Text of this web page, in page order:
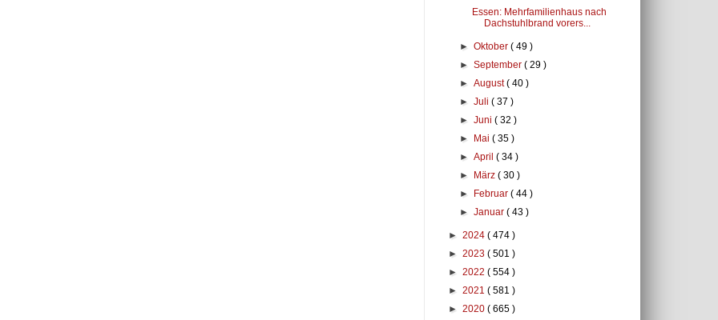
Essen: Mehrfamilienhaus nach
Dachstuhlbrand vorers...
►Oktober( 49 )
►September( 29 )
►August( 40 )
►Juli( 37 )
►Juni( 32 )
►
Mai( 35 )
►April( 34 )
►
März( 30 )
►
Februar( 44 )
►Januar( 43 )
► 2024 ( 474 )
► 2023 ( 501 )
► 2022 ( 554 )
► 2021 ( 581 )
► 2020 ( 665 )